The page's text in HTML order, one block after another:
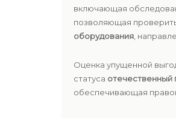
включающая
позволяющая
оборудования ,
Оценка упущенной
статуса отечественный
обеспечивающая